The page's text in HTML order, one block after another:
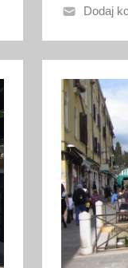
o
w
e
t
n
i
a
Dodaj